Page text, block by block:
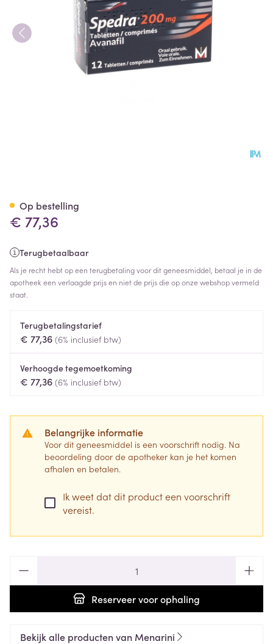
€ 77,36
Terugbetaalbaar
Als je recht hebt op een terugbetaling voor dit geneesmiddel, betaal je in de
apotheek een verlaagde prijs en niet de prijs die op onze webshop vermeld
staat.
Terugbetalingstarief
€ 77,36 (6% inclusief btw)
Verhoogde tegemoetkoming
€ 77,36 (6% inclusief btw)
Belangrijke informatie
Voor dit geneesmiddel is een voorschrift nodig. Na
beoordeling door de apotheker kan je het komen
afhalen en betalen.
Ik weet dat dit product een voorschrift
vereist.
Reserveervoor ophaling
Op bestelling
Bekijk alle producten van Menarini